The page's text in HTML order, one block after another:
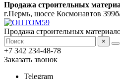
Продажа строительных
г.Пермь, шоссе Космонавтов
Продажа строительных
×
+7 342 234-48-78
Заказать звонок
Telegram